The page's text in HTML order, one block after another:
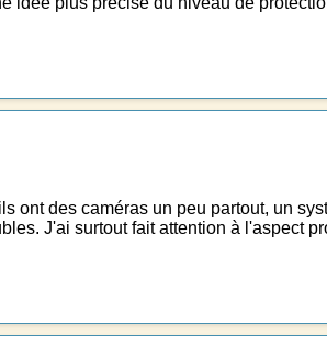
ont des caméras un peu partout, un
J'ai surtout fait attention à l'aspect